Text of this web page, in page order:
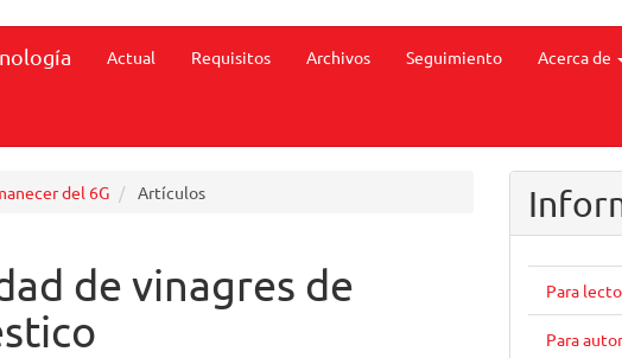
Actual Requisitos Archivos Seguimiento Acerca de
del 6G Artículos
de vinagres de
Para
Para